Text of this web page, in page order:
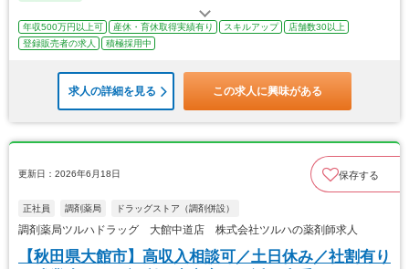
年収500万円以上可 産休・育休取得実績有り スキルアップ
店舗数30以上
登録販売者の求人
積極採用中
求人の詳細を見る この求人に興味がある
更新日：2026年6月18日 保存する
正社員 調剤薬局 ドラッグストア（調剤併設）
調剤薬局ツルハドラッグ 大館中道店 株式会社ツルハの薬剤師求人
【秋田県大館市】高収入相談可／土日休み／社割有り